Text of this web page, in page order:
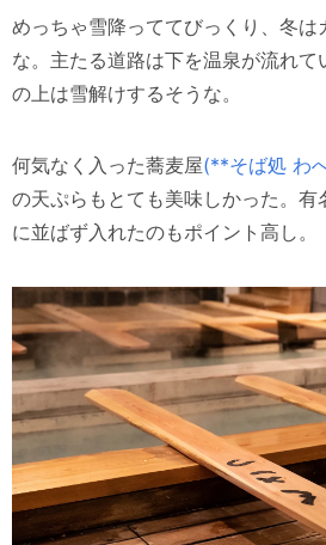
めっちゃ雪降っててびっくり、冬は
な。主たる道路は下を温泉が流れて
の上は雪解けするそうな。
何気なく入った蕎麦屋(**そば処 わ
の天ぷらもとても美味しかった。有
に並ばず入れたのもポイント高し。